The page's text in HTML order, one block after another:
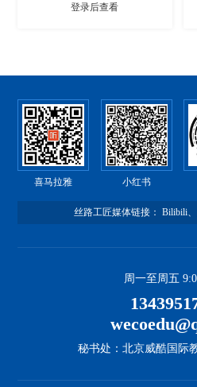
登录后查看
喜马拉雅 小红书
丝路工匠媒体链接： Bilibili、
周一至周五
秘书处：北京威酷国际